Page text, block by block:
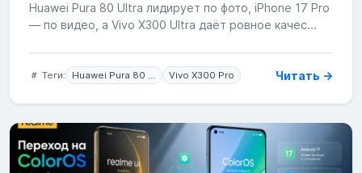
Huawei Pura 80 Ultra лидирует по фото, iPhone 17 Pro
— по видео, а Vivo X300 Ultra даёт ровное качес...
Теги: Vivo X300 Pro Читать →